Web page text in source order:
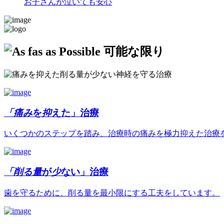
お子さんが泣いても安心
「痛みを抑えた」 治療
いくつかのステップを踏み、治療時の痛みを極力抑えた治療
「削る量が少ない」 治療
歯を守るために、削る量を最小限にする工夫をしています。